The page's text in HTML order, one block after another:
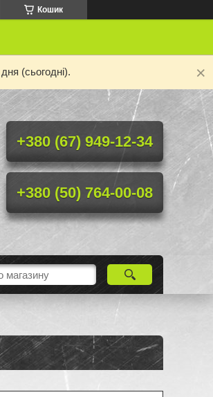
Кошик
(сьогодні).
+380 (67) 949-12-34
+380 (50) 764-00-08